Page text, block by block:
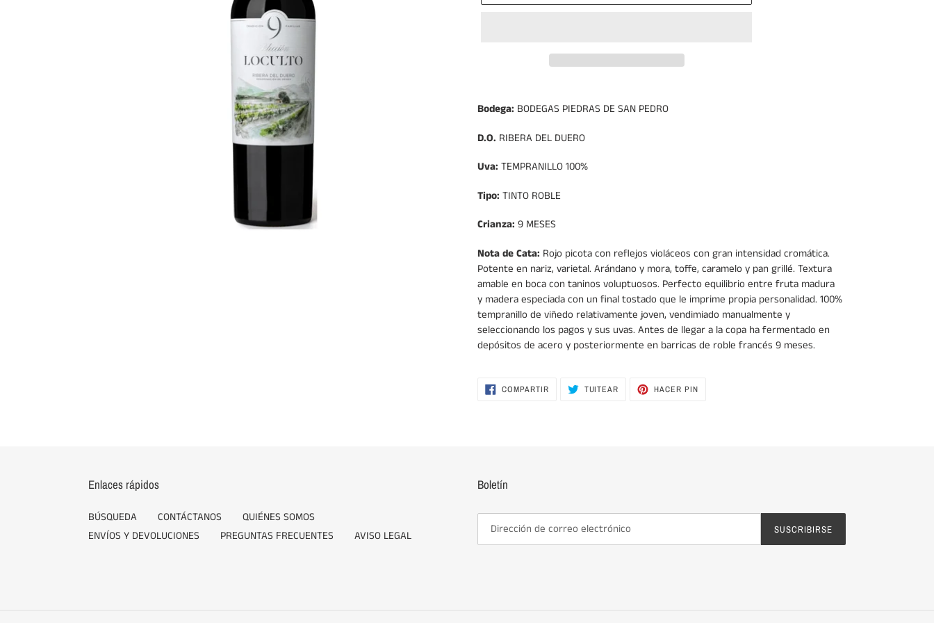
el
producto
a
carrito
compra
Bodega: BODEGAS PIEDRAS DE SAN PEDRO
D.O. RIBERA DEL DUERO
Uva: TEMPRANILLO 100%
Tipo: TINTO ROBLE
Crianza: 9 MESES
Nota de Cata: Rojo picota con reflejos violáceos con gran intensidad cromática.
Potente en nariz, varietal. Arándano y mora, toffe, caramelo y pan grillé. Textura
amable en boca con taninos voluptuosos. Perfecto equilibrio entre fruta madura
y madera especiada con un final tostado que le imprime propia personalidad. 100%
tempranillo de viñedo relativamente joven, vendimiado manualmente y
seleccionando los pagos y sus uvas. Antes de llegar a la copa ha fermentado en
depósitos de acero y posteriormente en barricas de roble francés 9 meses.
COMPARTIRCOMPARTIR
EN
TUITEAR TUITEAR HACER PINPINEAR
EN
Enlaces rápidos
BÚSQUEDA CONTÁCTANOS
QUIÉNES SOMOS
ENVÍOS Y DEVOLUCIONES
PREGUNTAS FRECUENTES AVISO LEGAL
Boletín
SUSCRIBIRSE